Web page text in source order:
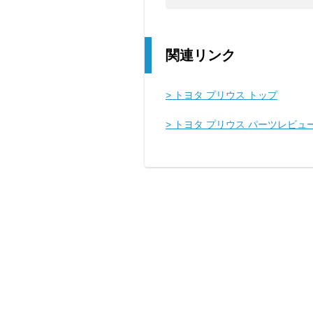
関連リンク
> トヨタ プリウス トップ
> トヨタ プリウス パーツレビュ